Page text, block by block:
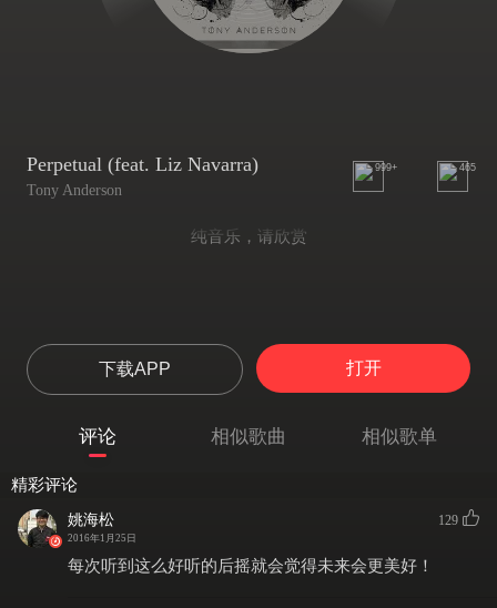
Perpetual (feat. Liz Navarra)
Tony Anderson
999+ 465
纯音乐，请欣赏
下载APP 打开
评论 相似歌曲 相似歌单
精彩评论
姚海松
2016年1月25日
129
每次听到这么好听的后摇就会觉得未来会更美好！